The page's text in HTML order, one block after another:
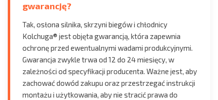
gwarancję?
Tak, osłona silnika, skrzyni biegów i chłodnicy
Kolchuga® jest objęta gwarancją, która zapewnia
ochronę przed ewentualnymi wadami produkcyjnymi.
Gwarancja zwykle trwa od 12 do 24 miesięcy, w
zależności od specyfikacji producenta. Ważne jest, aby
zachować dowód zakupu oraz przestrzegać instrukcji
montażu i użytkowania, aby nie stracić prawa do